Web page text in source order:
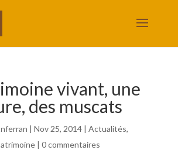
vivant, une
des muscats
| Nov 25, 2014| Actualités,
| 0 commentaires